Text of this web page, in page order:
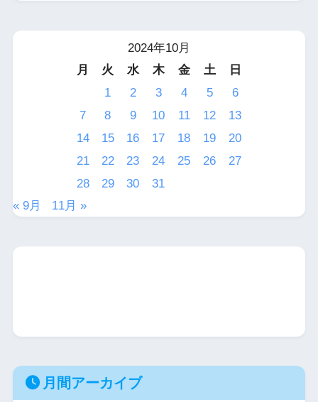
2024年10月
月
火 水 木 金 土
日
1
2 3 4 5
6
7
8 9 10 11 12
13
14
15 16 17 18 19
20
21
22 23 24 25 26
27
28
29 30
31
« 9月
11月 »
月間アーカイブ